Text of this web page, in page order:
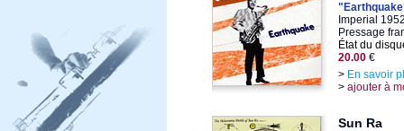
Imperial
Pressage
État du
20.00 €
> En savoir
> ajouter à
Sun Ra